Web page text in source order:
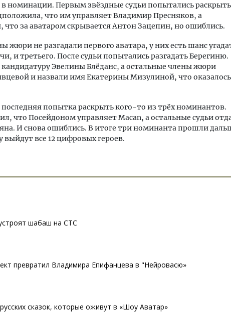
в номинации. Первым звёздные судьи попытались раскрыть
что им управляет Владимир Пресняков, а
за аватаром скрывается Антон Зацепин, но ошиблись.
жюри не разгадали первого аватара, у них есть шанс
и третьего. После судьи попытались разгадать Берегиню.
кандидатуру Эвелины Блёданс, а остальные члены жюри
и назвали имя Екатерины Мизулиной, что оказалось
попытка раскрыть кого-то из трёх номинантов.
что Посейдоном управляет Macan, а остальные судьи
И снова ошиблись. В итоге три номинанта прошли
все 12 цифровых героев.
шабаш на СТС
превратил Владимира Епифанцева в "Нейровасю»
сказок, которые оживут в «Шоу Аватар»